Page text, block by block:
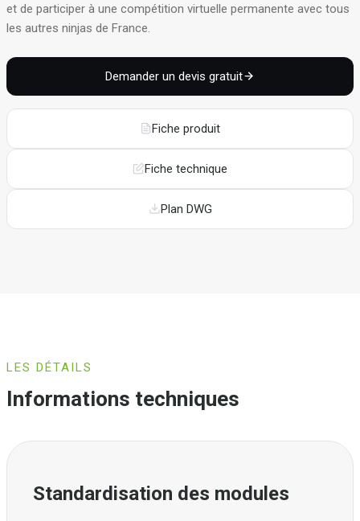
et de participer à une compétition virtuelle permanente avec tous
les autres ninjas de France.
Demander un devis gratuit
Fiche produit
Fiche technique
Plan DWG
LES DÉTAILS
Informations techniques
Standardisation des modules